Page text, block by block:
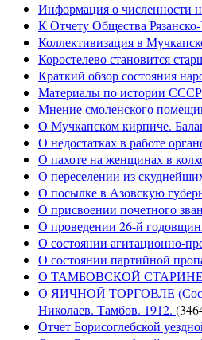
Информация о численности
К Отчету Общества
Коллективизация в
Коростелево становится
Краткий обзор состояния
Материалы по истории
Мнение смоленского
О Мучкапском кирпиче.
О недостатках в работе
О пахоте на женщинах в
О переселении из
О посылке в Азовскую
О присвоении почетного
О проведении 26-й
О состоянии агитационно-
О состоянии партийной
О ТАМБОВСКОЙ СТАРИНЕ. П.
О ЯИЧНОЙ ТОРГОВЛЕ
Николаев. Тамбов. 1912.
Отчет Борисоглебской